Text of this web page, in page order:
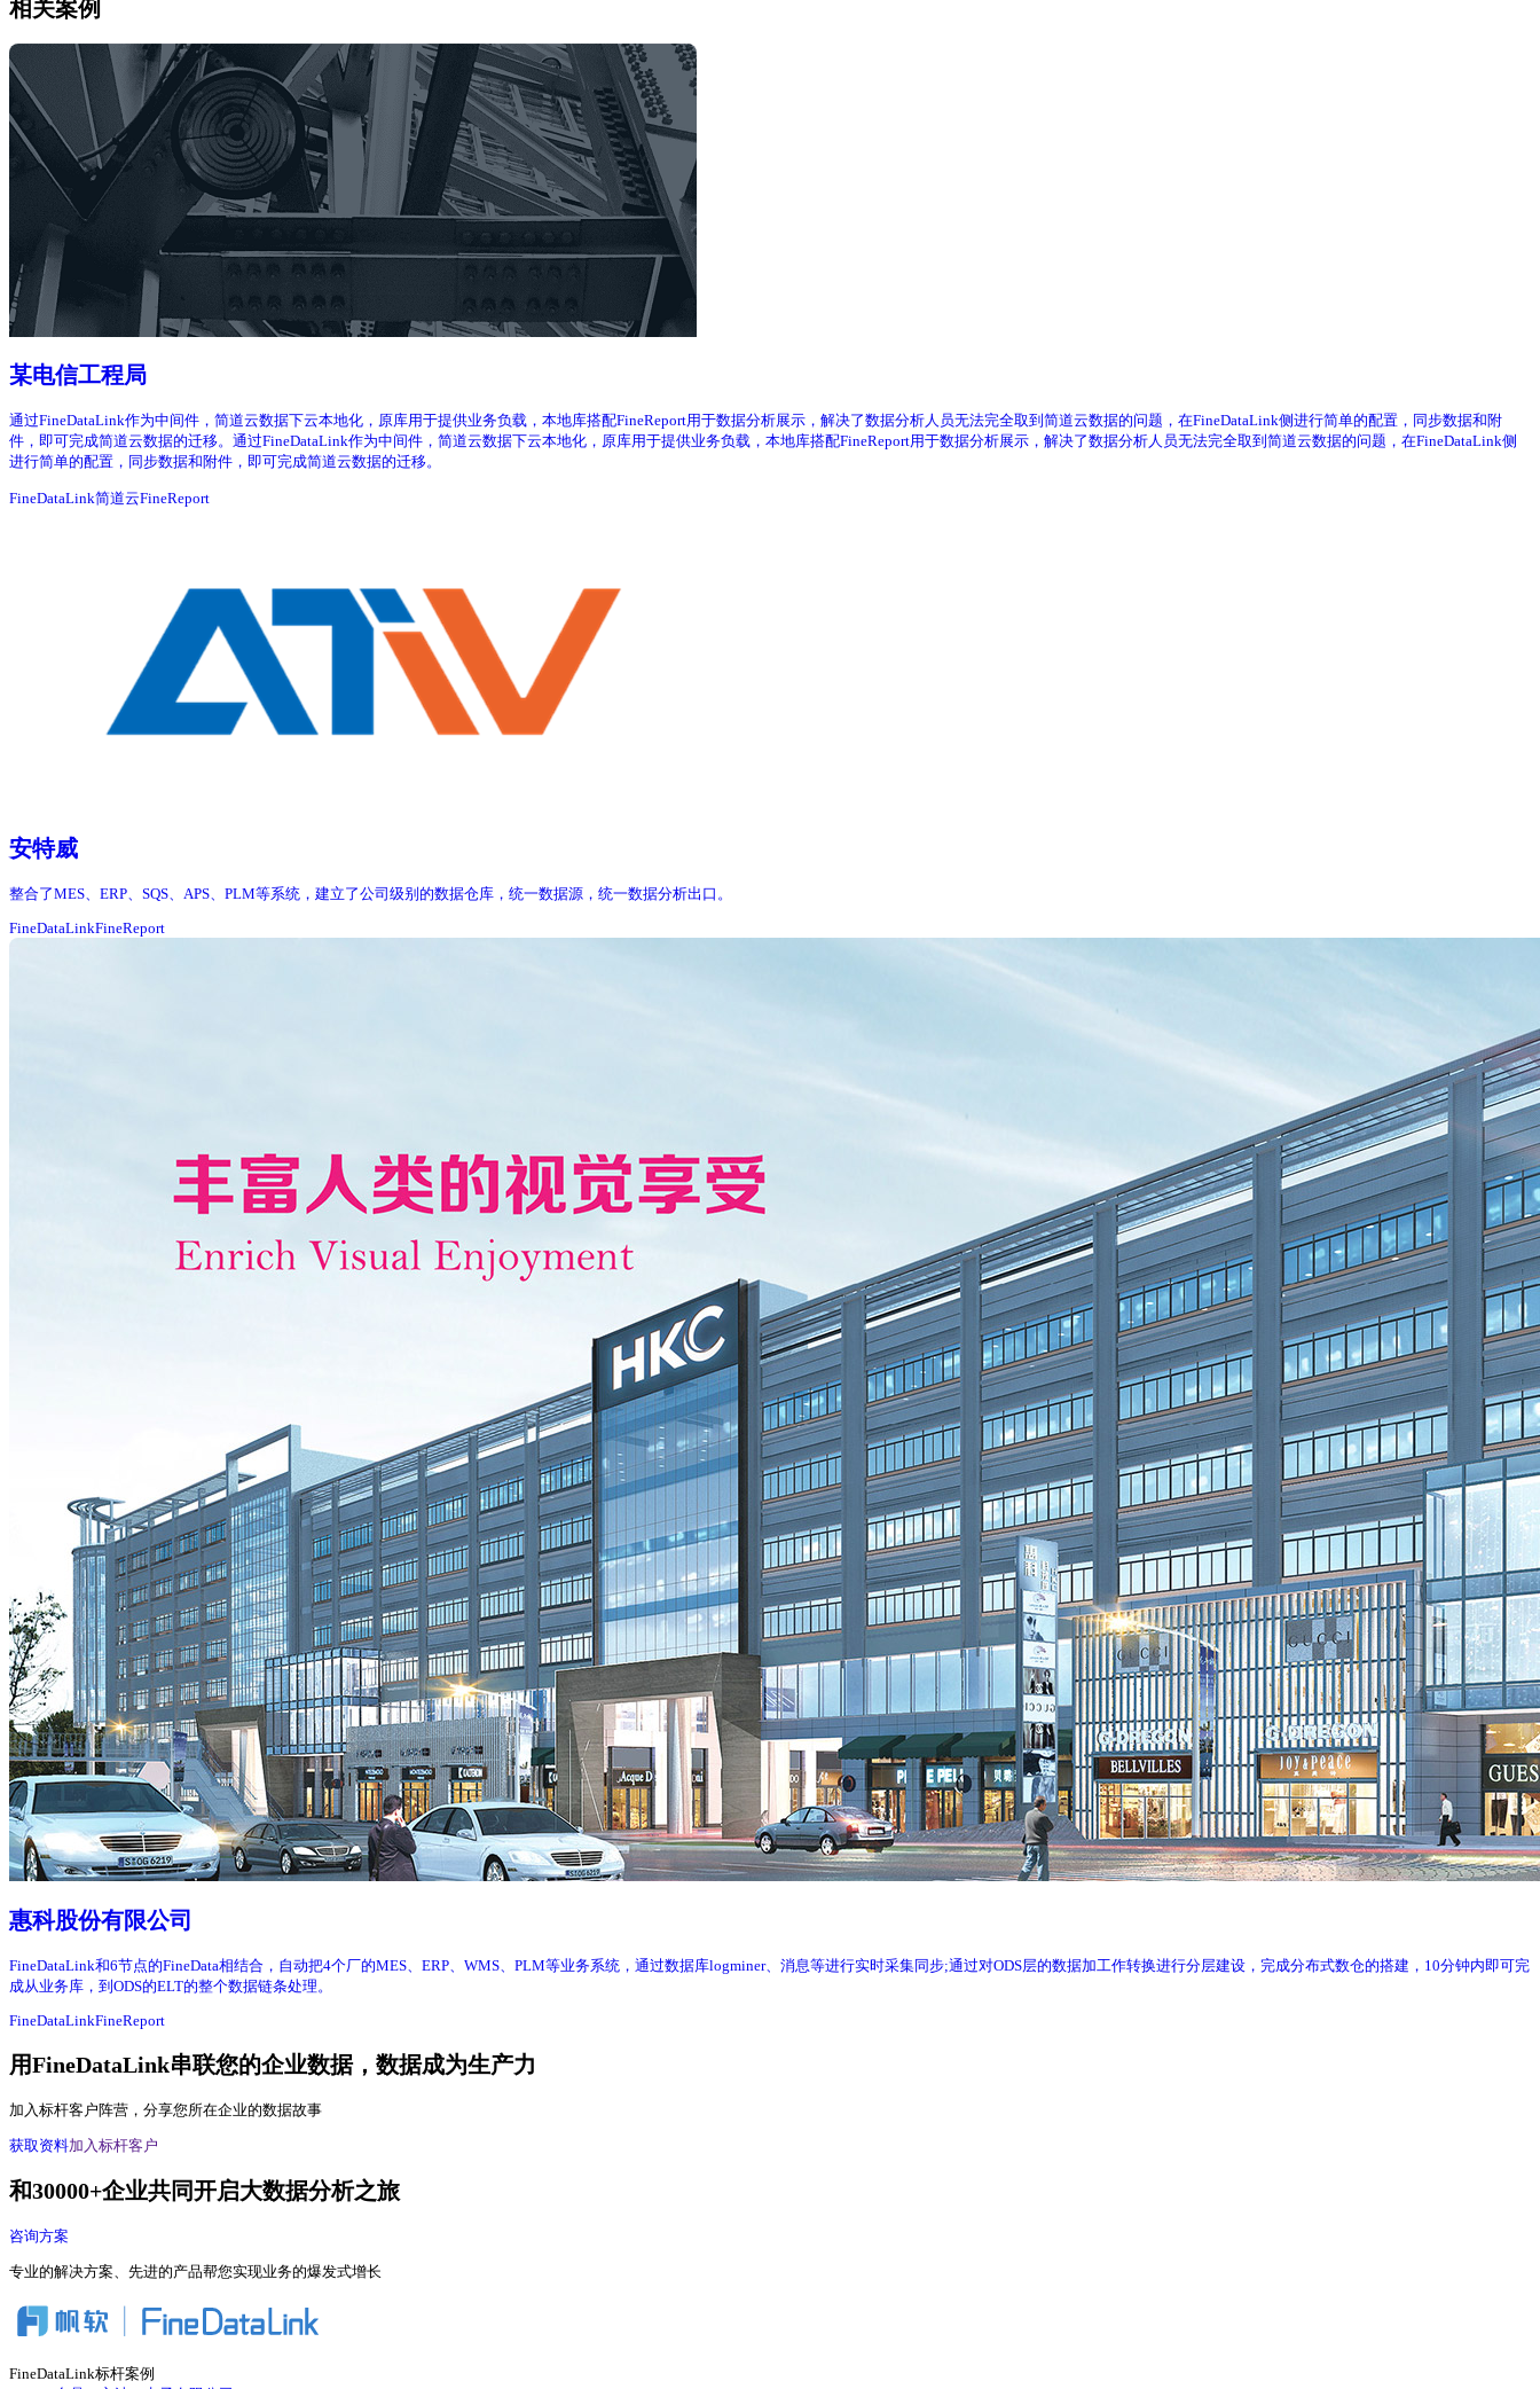
相关案例
某电信工程局
通过FineDataLink作为中间件，简道云数据下云本地化，原库用于提供业务负载，本地库搭配FineReport用于数据分析展示，解决了数据分析人员无法完全取到简道云数据的问题，在FineDataLink侧进行简单的配置，同步数据和附
件，即可完成简道云数据的迁移。通过FineDataLink作为中间件，简道云数据下云本地化，原库用于提供业务负载，本地库搭配FineReport用于数据分析展示，解决了数据分析人员无法完全取到简道云数据的问题，在FineDataLink侧
进行简单的配置，同步数据和附件，即可完成简道云数据的迁移。
FineDataLink简道云FineReport
安特威
整合了MES、ERP、SQS、APS、PLM等系统，建立了公司级别的数据仓库，统一数据源，统一数据分析出口。
FineDataLinkFineReport
惠科股份有限公司
FineDataLink和6节点的FineData相结合，自动把4个厂的MES、ERP、WMS、PLM等业务系统，通过数据库logminer、消息等进行实时采集同步;通过对ODS层的数据加工作转换进行分层建设，完成分布式数仓的搭建，10分钟内即可完
成从业务库，到ODS的ELT的整个数据链条处理。
FineDataLinkFineReport
用FineDataLink串联您的企业数据，数据成为生产力
加入标杆客户阵营，分享您所在企业的数据故事
获取资料加入标杆客户
和30000+企业共同开启大数据分析之旅
咨询方案
专业的解决方案、先进的产品帮您实现业务的爆发式增长
FineDataLink标杆案例